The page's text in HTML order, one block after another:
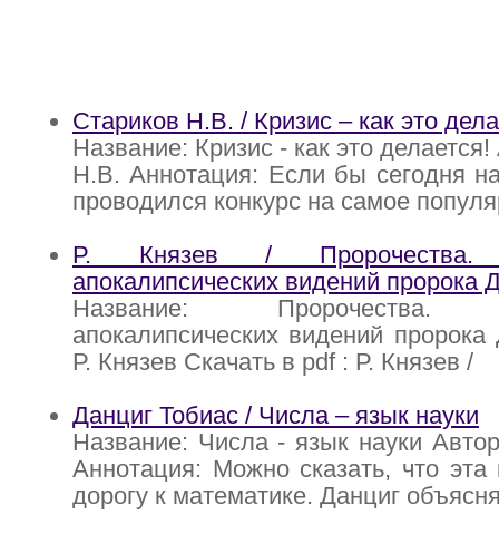
Стариков Н.В. / Кризис – как это
Название: Кризис - как это
Н.В. Аннотация: Если бы сегодня
проводился конкурс на самое
Р. Князев / Пророчества.
апокалипсических видений пророка
Название: Пророчества.
апокалипсических видений
Р. Князев Скачать в pdf : Р. Князев /
Данциг Тобиас / Числа – язык науки
Название: Числа - язык науки
Аннотация: Можно сказать, что эта
дорогу к математике. Данциг